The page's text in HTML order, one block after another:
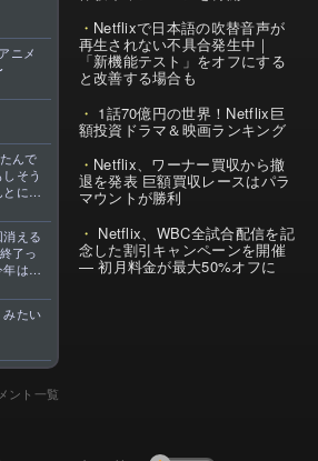
ニメ
んで
そう
に大
える
了っ
はま
！で
い！平
っ
みたい
ント一覧
Netflixで日本語の吹替音声が
再生されない不具合発生中｜
「新機能テスト」をオフにする
と改善する場合も
1話70億円の世界！Netflix巨
額投資ドラマ＆映画ランキング
Netflix、ワーナー買収から撤
退を発表 巨額買収レースはパラ
マウントが勝利
Netflix、WBC全試合配信を記
念した割引キャンペーンを開催
— 初月料金が最大50%オフに